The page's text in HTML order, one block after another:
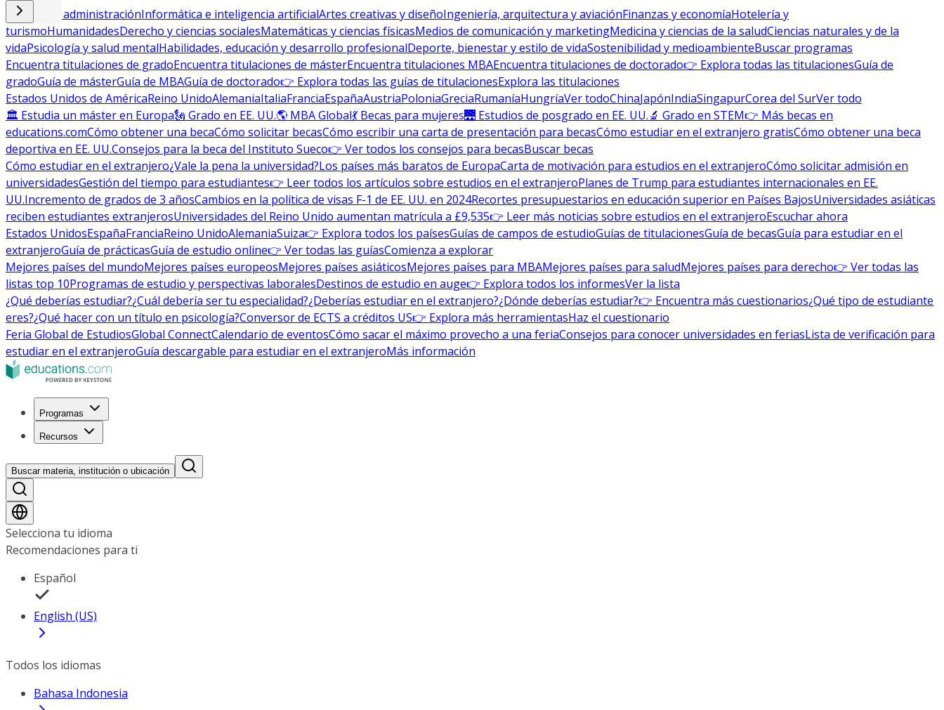
Empresa y administraciónInformática e inteligencia artificialArtes creativas y diseñoIngeniería, arquitectura y aviaciónFinanzas y economíaHotelería y
turismoHumanidadesDerecho y ciencias socialesMatemáticas y ciencias físicasMedios de comunicación y marketingMedicina y ciencias de la saludCiencias naturales y de la
vidaPsicología y salud mentalHabilidades, educación y desarrollo profesionalDeporte, bienestar y estilo de vidaSostenibilidad y medioambienteBuscar programas
Encuentra titulaciones de gradoEncuentra titulaciones de másterEncuentra titulaciones MBAEncuentra titulaciones de doctorado👉 Explora todas las titulacionesGuía de
gradoGuía de másterGuía de MBAGuía de doctorado👉 Explora todas las guías de titulacionesExplora las titulaciones
Estados Unidos de AméricaReino UnidoAlemaniaItaliaFranciaEspañaAustriaPoloniaGreciaRumaníaHungríaVer todoChinaJapónIndiaSingapurCorea del SurVer todo
🏛 Estudia un máster en Europa🗽 Grado en EE. UU.🌎 MBA Global💃 Becas para mujeres🌉 Estudios de posgrado en EE. UU.🔬 Grado en STEM👉 Más becas en
educations.comCómo obtener una becaCómo solicitar becasCómo escribir una carta de presentación para becasCómo estudiar en el extranjero gratisCómo obtener una beca
deportiva en EE. UU.Consejos para la beca del Instituto Sueco👉 Ver todos los consejos para becasBuscar becas
Cómo estudiar en el extranjero¿Vale la pena la universidad?Los países más baratos de EuropaCarta de motivación para estudios en el extranjeroCómo solicitar admisión en
universidadesGestión del tiempo para estudiantes👉 Leer todos los artículos sobre estudios en el extranjeroPlanes de Trump para estudiantes internacionales en EE.
UU.Incremento de grados de 3 añosCambios en la política de visas F-1 de EE. UU. en 2024Recortes presupuestarios en educación superior en Países BajosUniversidades asiáticas
reciben estudiantes extranjerosUniversidades del Reino Unido aumentan matrícula a £9,535👉 Leer más noticias sobre estudios en el extranjeroEscuchar ahora
Estados UnidosEspañaFranciaReino UnidoAlemaniaSuiza👉 Explora todos los paísesGuías de campos de estudioGuías de titulacionesGuía de becasGuía para estudiar en el
extranjeroGuía de prácticasGuía de estudio online👉 Ver todas las guíasComienza a explorar
Mejores países del mundoMejores países europeosMejores países asiáticosMejores países para MBAMejores países para saludMejores países para derecho👉 Ver todas las
listas top 10Programas de estudio y perspectivas laboralesDestinos de estudio en auge👉 Explora todos los informesVer la lista
¿Qué deberías estudiar?¿Cuál debería ser tu especialidad?¿Deberías estudiar en el extranjero?¿Dónde deberías estudiar?👉 Encuentra más cuestionarios¿Qué tipo de estudiante
eres?¿Qué hacer con un título en psicología?Conversor de ECTS a créditos US👉 Explora más herramientasHaz el cuestionario
Feria Global de EstudiosGlobal ConnectCalendario de eventosCómo sacar el máximo provecho a una feriaConsejos para conocer universidades en feriasLista de verificación para
estudiar en el extranjeroGuía descargable para estudiar en el extranjeroMás información
Programas
Recursos
Buscar materia, institución o ubicación
Selecciona tu idioma
Recomendaciones para ti
Español
English (US)
Todos los idiomas
Bahasa Indonesia